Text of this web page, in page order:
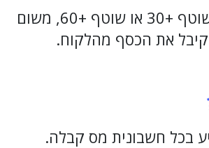
גישה זו חשובה במיוחד לעסקים שעובדים בתנאי אשראי כמו שוטף +30 או שוטף +60, משום
את הכסף מהלקוח.
בכל חשבונית מס קבלה.